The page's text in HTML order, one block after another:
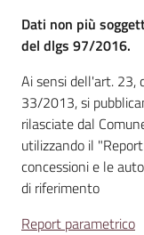
Vivere
Reggio
Emilia
Tutti
gli
argomenti
Dati non più
del dlgs 97/2016.
Ai sensi dell'art. 23,
33/2013, si
rilasciate dal
utilizzando il
concessioni e le
di riferimento
Report parametrico